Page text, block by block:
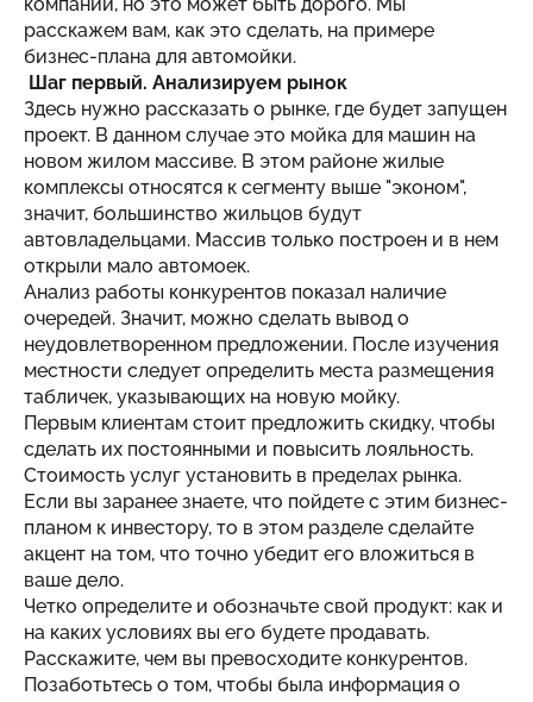
расскажем вам, как это сделать, на примере
бизнес-плана для автомойки.
Шаг первый. Анализируем рынок
Здесь нужно рассказать о рынке, где будет запущен
проект. В данном случае это мойка для машин на
новом жилом массиве. В этом районе жилые
комплексы относятся к сегменту выше "эконом",
значит, большинство жильцов будут
автовладельцами. Массив только построен и в нем
открыли мало автомоек.
Анализ работы конкурентов показал наличие
очередей. Значит, можно сделать вывод о
неудовлетворенном предложении. После изучения
местности следует определить места размещения
табличек, указывающих на новую мойку.
Первым клиентам стоит предложить скидку, чтобы
сделать их постоянными и повысить лояльность.
Стоимость услуг установить в пределах рынка.
Если вы заранее знаете, что пойдете с этим бизнес-
планом к инвестору, то в этом разделе сделайте
акцент на том, что точно убедит его вложиться в
ваше дело.
Четко определите и обозначьте свой продукт: как и
на каких условиях вы его будете продавать.
Расскажите, чем вы превосходите конкурентов.
Позаботьтесь о том, чтобы была информация о